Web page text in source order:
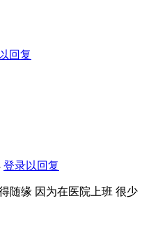
回复
登录以回复
随缘 因为在医院上班 很少